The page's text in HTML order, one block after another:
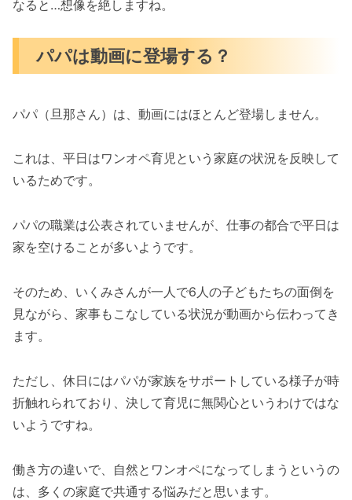
なると…想像を絶しますね。
パパは動画に登場する？
パパ（旦那さん）は、動画にはほとんど登場しません。
これは、平日はワンオペ育児という家庭の状況を反映して
いるためです。
パパの職業は公表されていませんが、仕事の都合で平日は
家を空けることが多いようです。
そのため、いくみさんが一人で6人の子どもたちの面倒を
見ながら、家事もこなしている状況が動画から伝わってき
ます。
ただし、休日にはパパが家族をサポートしている様子が時
折触れられており、決して育児に無関心というわけではな
いようですね。
働き方の違いで、自然とワンオペになってしまうというの
は、多くの家庭で共通する悩みだと思います。